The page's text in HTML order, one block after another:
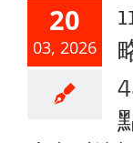
20
03, 2026